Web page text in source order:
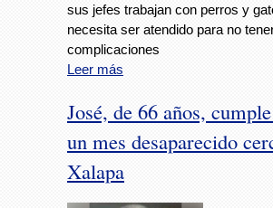
sus jefes trabajan con perros y
necesita ser atendido para no
complicaciones
Leer más
José, de 66 años,
un mes desaparecido
Xalapa